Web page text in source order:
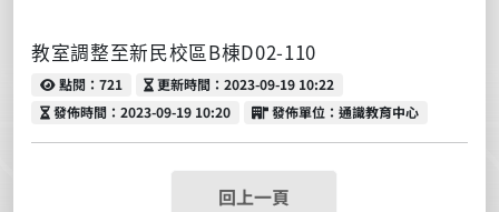
教室調整至新民校區B棟D02-110
點閱
點閱：721 更新時間
更新時間：2023-09-19 10:22
發佈時間
發佈時間：2023-09-19 10:20 發佈單位
發佈單位：通識教育中心
回上一頁